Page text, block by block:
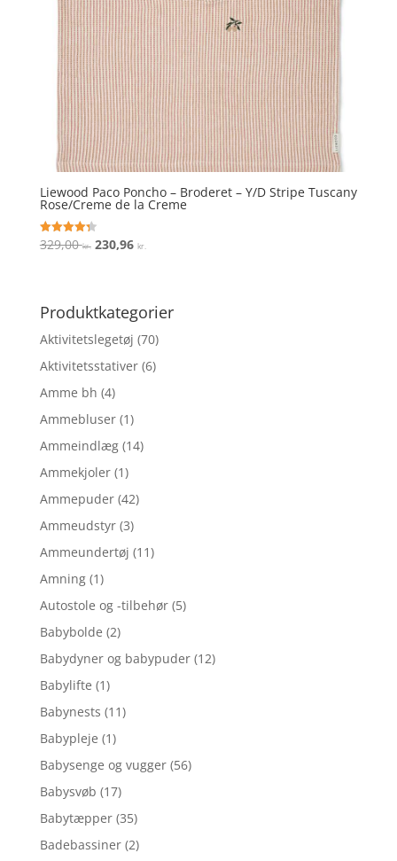
Liewood Paco Poncho – Broderet – Y/D Stripe Tuscany
Rose/Creme de la Creme
Vurderet
4.3
329,00kr. Den
var:
329,00 kr..
230,96 kr.
er:
Produktkategorier
Aktivitetslegetøj (70)
Aktivitetsstativer (6)
Amme bh (4)
Ammebluser (1)
Ammeindlæg (14)
Ammekjoler (1)
Ammepuder (42)
Ammeudstyr (3)
Ammeundertøj (11)
Amning (1)
Autostole og -tilbehør (5)
Babybolde (2)
Babydyner og babypuder (12)
Babylifte (1)
Babynests (11)
Babypleje (1)
Babysenge og vugger (56)
Babysvøb (17)
Babytæpper (35)
Badebassiner (2)